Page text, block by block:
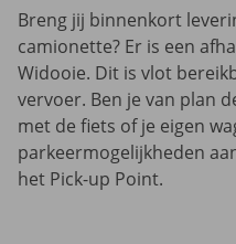
Breng jij binnenkort
camionette? Er is een
Widooie. Dit is vlot
vervoer. Ben je van plan
met de fiets of je eigen
parkeermogelijkheden
het Pick-up Point.